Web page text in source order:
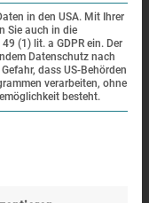
in den USA. Mit Ihrer
Sie auch in die
(1) lit. a GDPR ein. Der
Datenschutz nach
dass US-Behörden
verarbeiten, ohne
besteht.
für die eine